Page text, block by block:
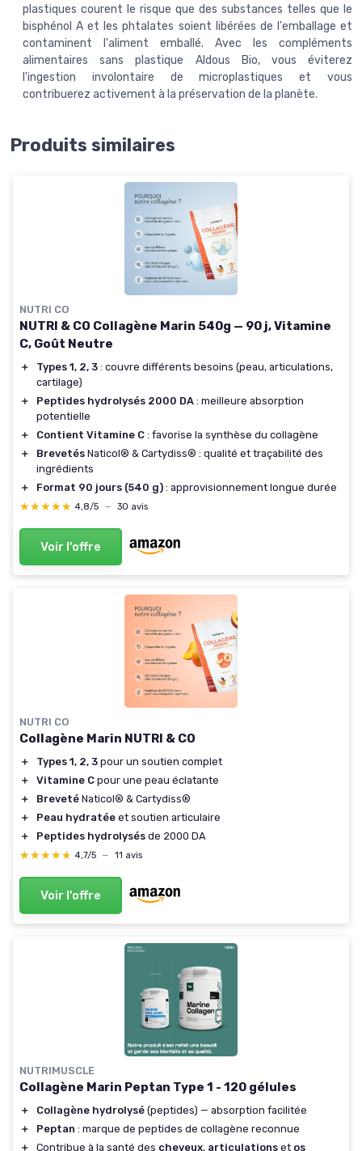
plastiques courent le risque que des substances telles que le
bisphénol A et les phtalates soient libérées de l'emballage et
contaminent l'aliment emballé. Avec les compléments
alimentaires sans plastique Aldous Bio, vous éviterez
l'ingestion involontaire de microplastiques et vous
contribuerez activement à la préservation de la planète.
Produits similaires
NUTRI CO
NUTRI & CO Collagène Marin 540g — 90 j, Vitamine
C, Goût Neutre
＋ Types 1, 2, 3 : couvre différents besoins (peau, articulations,
cartilage)
＋
Peptides hydrolysés 2000 DA : meilleure absorption
potentielle
＋
Contient Vitamine C : favorise la synthèse du collagène
＋
Brevetés Naticol® & Cartydiss® : qualité et traçabilité des
ingrédients
＋
Format 90 jours (540 g) : approvisionnement longue durée
★★★★★
★★★★★ 4,8/5 — 30 avis
Voir l'offre
NUTRI CO
Collagène Marin NUTRI & CO
＋ Types 1, 2, 3 pour un soutien complet
＋
Vitamine C pour une peau éclatante
＋
Breveté Naticol® & Cartydiss®
＋
Peau hydratée et soutien articulaire
＋
Peptides hydrolysés de 2000 DA
★★★★★
★★★★★ 4,7/5 — 11 avis
Voir l'offre
NUTRIMUSCLE
Collagène Marin Peptan Type 1 - 120 gélules
＋ Collagène hydrolysé (peptides) — absorption facilitée
＋
Peptan : marque de peptides de collagène reconnue
＋
Contribue à la santé des cheveux, articulations et os